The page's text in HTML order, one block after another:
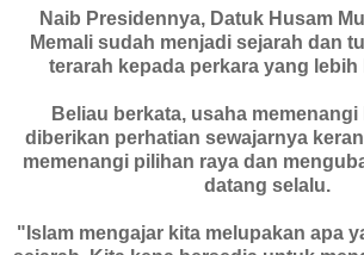
Naib Presidennya, Datuk Husam
Memali sudah menjadi sejarah dan
terarah kepada perkara yang lebih
Beliau berkata, usaha memenangi
diberikan perhatian sewajarnya
memenangi pilihan raya dan
datang selalu.
"Islam mengajar kita melupakan apa